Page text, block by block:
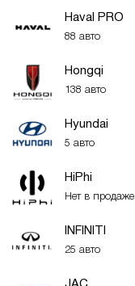
Haval PRO
88 авто
Hongqi
138 авто
Hyundai
5 авто
HiPhi
Нет в продаже
INFINITI
25 авто